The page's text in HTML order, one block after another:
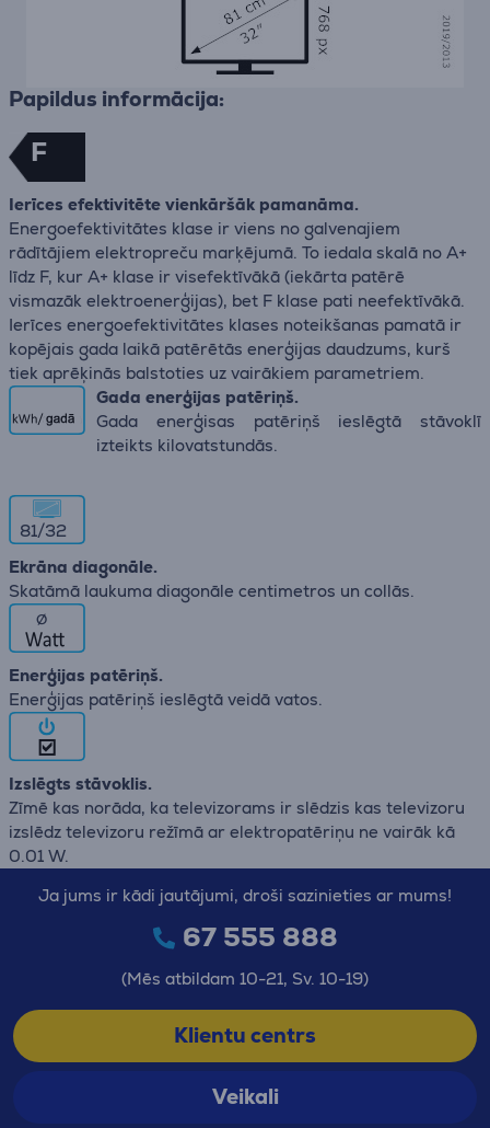
Papildus informācija:
F
Ierīces efektivitēte vienkāršāk pamanāma.
Energoefektivitātes klase ir viens no galvenajiem
rādītājiem elektropreču marķējumā. To iedala skalā no A+
līdz F, kur A+ klase ir visefektīvākā (iekārta patērē
vismazāk elektroenerģijas), bet F klase pati neefektīvākā.
Ierīces energoefektivitātes klases noteikšanas pamatā ir
kopējais gada laikā patērētās enerģijas daudzums, kurš
tiek aprēķinās balstoties uz vairākiem parametriem.
Gada enerģijas patēriņš.
Gada enerģisas patēriņš ieslēgtā stāvoklī
izteikts kilovatstundās.
81/32
Ekrāna diagonāle.
Skatāmā laukuma diagonāle centimetros un collās.
∅
Enerģijas patēriņš.
Enerģijas patēriņš ieslēgtā veidā vatos.
Izslēgts stāvoklis.
Zīmē kas norāda, ka televizorams ir slēdzis kas televizoru
izslēdz televizoru režīmā ar elektropatēriņu ne vairāk kā
0.01 W.
Ja jums ir kādi jautājumi, droši sazinieties ar mums!
67 555 888
(Mēs atbildam 10-21, Sv. 10-19)
Klientu centrs
Veikali